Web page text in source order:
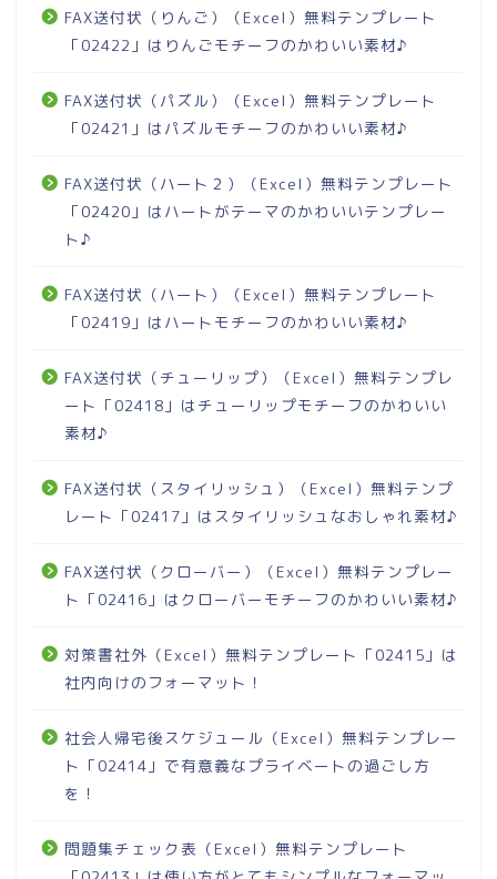
FAX送付状（りんご）（Excel）無料テンプレート
「02422」はりんごモチーフのかわいい素材♪
FAX送付状（パズル）（Excel）無料テンプレート
「02421」はパズルモチーフのかわいい素材♪
FAX送付状（ハート２）（Excel）無料テンプレート
「02420」はハートがテーマのかわいいテンプレー
ト♪
FAX送付状（ハート）（Excel）無料テンプレート
「02419」はハートモチーフのかわいい素材♪
FAX送付状（チューリップ）（Excel）無料テンプレ
ート「02418」はチューリップモチーフのかわいい
素材♪
FAX送付状（スタイリッシュ）（Excel）無料テンプ
レート「02417」はスタイリッシュなおしゃれ素材♪
FAX送付状（クローバー）（Excel）無料テンプレー
ト「02416」はクローバーモチーフのかわいい素材♪
対策書社外（Excel）無料テンプレート「02415」は
社内向けのフォーマット！
社会人帰宅後スケジュール（Excel）無料テンプレー
ト「02414」で有意義なプライベートの過ごし方
を！
問題集チェック表（Excel）無料テンプレート